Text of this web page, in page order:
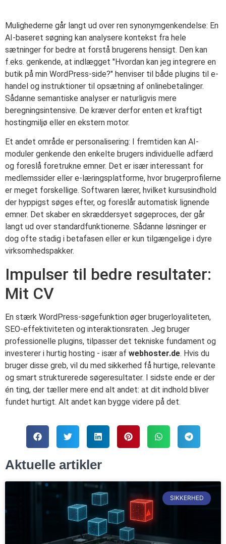
Mulighederne går langt ud over ren synonymgenkendelse: En
AI-baseret søgning kan analysere kontekst fra hele
sætninger for bedre at forstå brugerens hensigt. Den kan
f.eks. genkende, at indlægget "Hvordan kan jeg integrere en
butik på min WordPress-side?" henviser til både plugins til e-
handel og instruktioner til opsætning af onlinebetalinger.
Sådanne semantiske analyser er naturligvis mere
beregningsintensive. De kræver derfor enten et kraftigt
hostingmiljø eller en ekstern motor.
Et andet område er personalisering: I fremtiden kan AI-
moduler genkende den enkelte brugers individuelle adfærd
og foreslå foretrukne emner. Det er især interessant for
medlemssider eller e-læringsplatforme, hvor brugerprofilerne
er meget forskellige. Softwaren lærer, hvilket kursusindhold
der hyppigst søges efter, og foreslår automatisk lignende
emner. Det skaber en skræddersyet søgeproces, der går
langt ud over standardfunktionerne. Sådanne løsninger er
dog ofte stadig i betafasen eller er kun tilgængelige i dyre
virksomhedspakker.
Impulser til bedre resultater:
Mit CV
En stærk WordPress-søgefunktion øger brugerloyaliteten,
SEO-effektiviteten og interaktionsraten. Jeg bruger
professionelle plugins, tilpasser det tekniske fundament og
investerer i hurtig hosting - især af webhoster.de. Hvis du
bruger disse greb, vil du med sikkerhed få hurtige, relevante
og smart strukturerede søgeresultater. I sidste ende er der
én ting, der tæller mere end alt andet: at dit indhold bliver
fundet hurtigt. Alt andet kan bygge videre på det.
Aktuelle artikler
SIKKERHED